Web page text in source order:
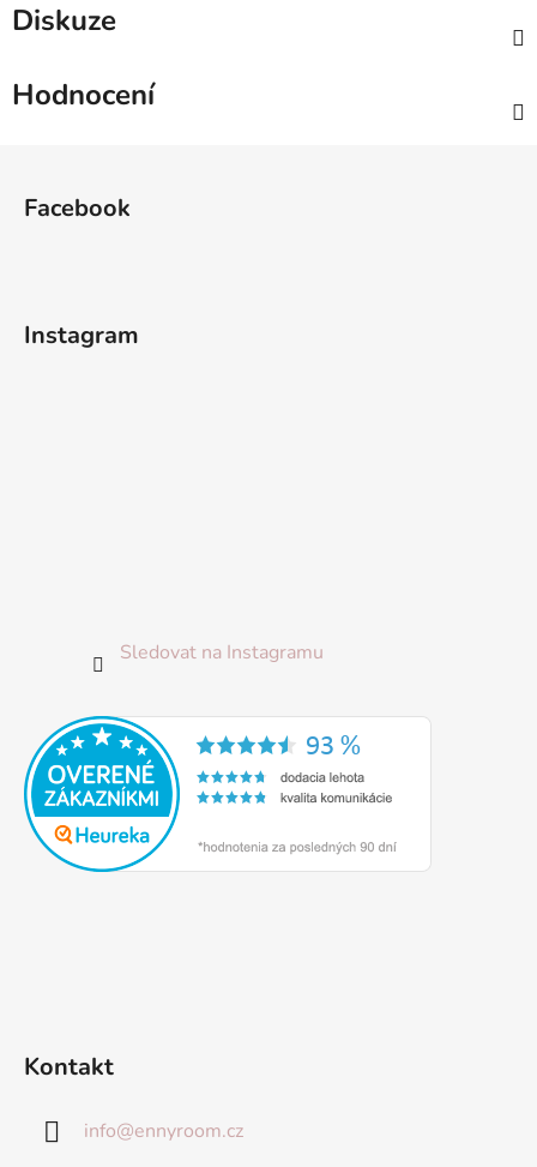
Diskuze
Hodnocení
Facebook
Instagram
Sledovat na Instagramu
Kontakt
info@ennyroom.cz